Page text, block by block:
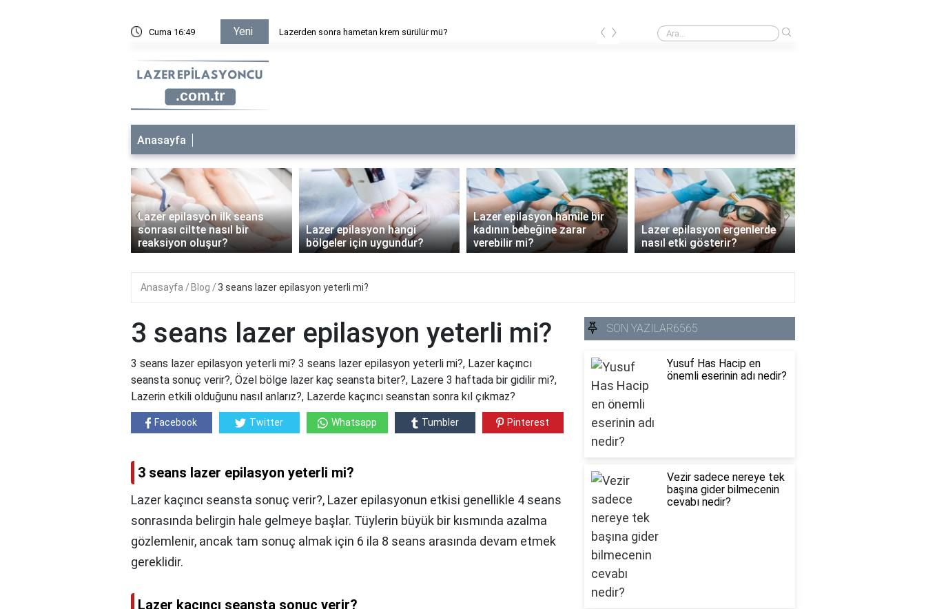
Cuma 16:49 Yeni Lazerden sonra hametan krem sürülür mü? Lazer epilasyon alerjisine ne iyi gelir?
‹ ›
Anasayfa
Lazer epilasyon ilk seans
sonrası ciltte nasıl bir
reaksiyon oluşur?
Lazer epilasyon hangi
bölgeler için uygundur?
Lazer epilasyon hamile bir
kadının bebeğine zarar
verebilir mi?
Lazer epilasyon ergenlerde
nasıl etki gösterir?
‹ ›
Anasayfa Blog 3 seans lazer epilasyon yeterli mi?
3 seans lazer epilasyon yeterli mi?
3 seans lazer epilasyon yeterli mi? 3 seans lazer epilasyon yeterli mi?, Lazer kaçıncı
seansta sonuç verir?, Özel bölge lazer kaç seansta biter?, Lazere 3 haftada bir gidilir mi?,
Lazerin etkili olduğunu nasıl anlarız?, Lazerde kaçıncı seanstan sonra kıl çıkmaz?
Facebook Twitter Whatsapp Tumbler Pinterest
3 seans lazer epilasyon yeterli mi?
Lazer kaçıncı seansta sonuç verir?, Lazer epilasyonun etkisi genellikle 4 seans
sonrasında belirgin hale gelmeye başlar. Tüylerin büyük bir kısmında azalma
gözlemlenir, ancak tam sonuç almak için 6 ila 8 seans arasında devam etmek
gereklidir.
Lazer kaçıncı seansta sonuç verir?
SON YAZILAR6565
Yusuf Has Hacip en
önemli eserinin adı nedir?
Vezir sadece nereye tek
başına gider bilmecenin
cevabı nedir?